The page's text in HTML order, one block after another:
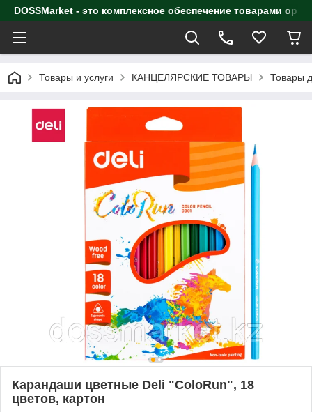
DOSSMarket - это комплексное обеспечение товарами
Товары и услуги КАНЦЕЛЯРСКИЕ ТОВАРЫ Товары
Карандаши цветные Deli "ColoRun", 18
цветов, картон